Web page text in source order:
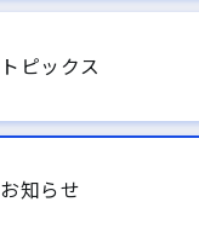
トピックス
お知らせ